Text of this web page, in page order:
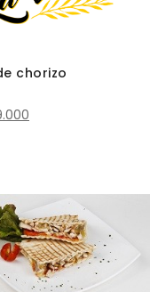
chorizo